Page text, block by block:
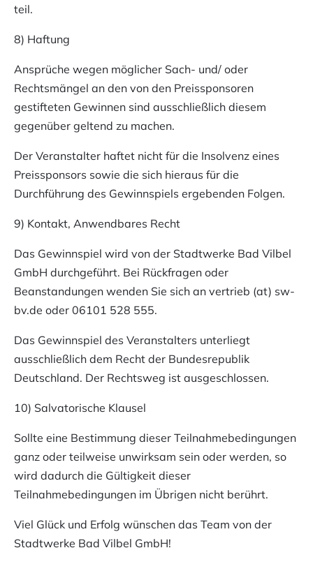
teil.
8) Haftung
Ansprüche wegen möglicher Sach- und/ oder
Rechtsmängel an den von den Preissponsoren
gestifteten Gewinnen sind ausschließlich diesem
gegenüber geltend zu machen.
Der Veranstalter haftet nicht für die Insolvenz eines
Preissponsors sowie die sich hieraus für die
Durchführung des Gewinnspiels ergebenden Folgen.
9) Kontakt, Anwendbares Recht
Das Gewinnspiel wird von der Stadtwerke Bad Vilbel
GmbH durchgeführt. Bei Rückfragen oder
Beanstandungen wenden Sie sich an vertrieb (at) sw-
bv.de oder 06101 528 555.
Das Gewinnspiel des Veranstalters unterliegt
ausschließlich dem Recht der Bundesrepublik
Deutschland. Der Rechtsweg ist ausgeschlossen.
10) Salvatorische Klausel
Sollte eine Bestimmung dieser Teilnahmebedingungen
ganz oder teilweise unwirksam sein oder werden, so
wird dadurch die Gültigkeit dieser
Teilnahmebedingungen im Übrigen nicht berührt.
Viel Glück und Erfolg wünschen das Team von der
Stadtwerke Bad Vilbel GmbH!